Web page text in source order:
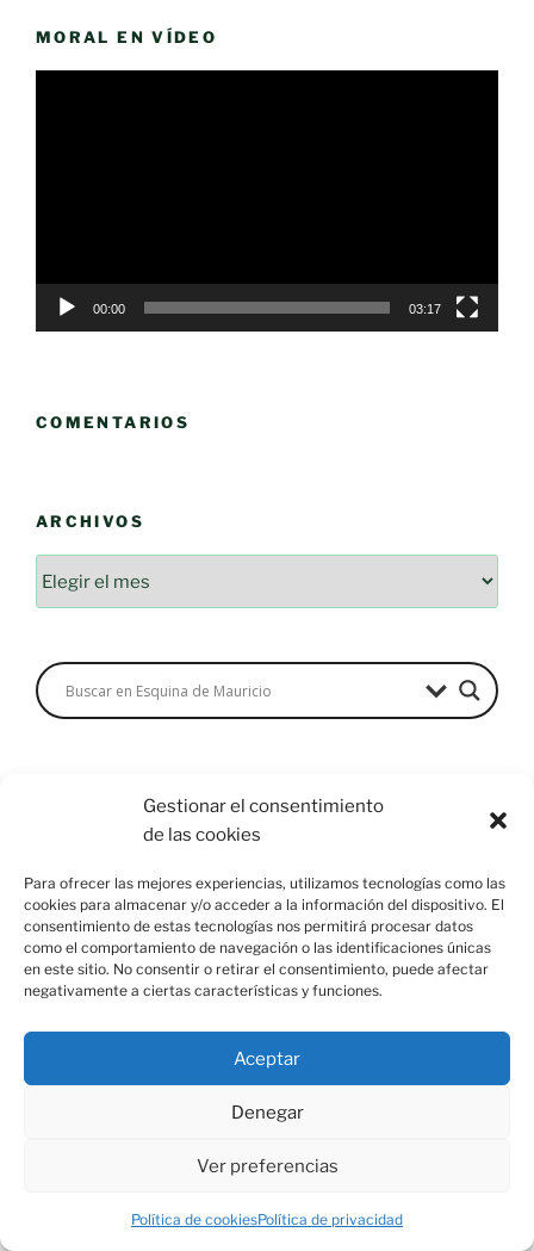
Gestionar el consentimiento
de las cookies
Para ofrecer las mejores experiencias, utilizamos tecnologías como las
cookies para almacenar y/o acceder a la información del dispositivo. El
consentimiento de estas tecnologías nos permitirá procesar datos
como el comportamiento de navegación o las identificaciones únicas
en este sitio. No consentir o retirar el consentimiento, puede afectar
negativamente a ciertas características y funciones.
Aceptar
Denegar
Ver preferencias
Política de cookiesPolítica de privacidad
MORAL EN VÍDEO
00:00 03:17
COMENTARIOS
ARCHIVOS
Esquina de Mauricio, C/ Esparto, 37. 13350 Moral de
Calatrava (C.Real) info@esquinademauricio.es
«Aviso Legal»